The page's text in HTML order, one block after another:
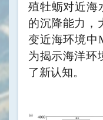
殖牡蛎对近海
的沉降能力，
变近海环境中
为揭示海洋环
了新认知。